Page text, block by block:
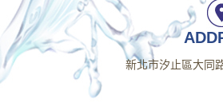
新北市汐止區大同